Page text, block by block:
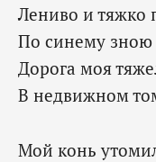
Лениво и тяжко
По синему зною
Дорога моя
В недвижном
Мой конь